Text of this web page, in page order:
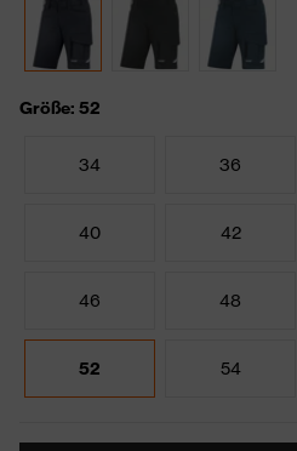
Größe: 52
34 36
40 42
46 48
52 54